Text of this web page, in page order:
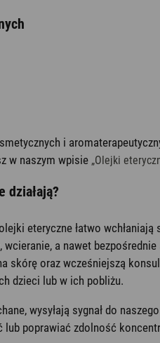
i
w naszym wpisie „Olejki
działają?
eteryczne łatwo
wcieranie, a nawet
skórę oraz wcześniejszą
dzieci lub w ich pobliżu.
wysyłają sygnał do
poprawiać zdolność